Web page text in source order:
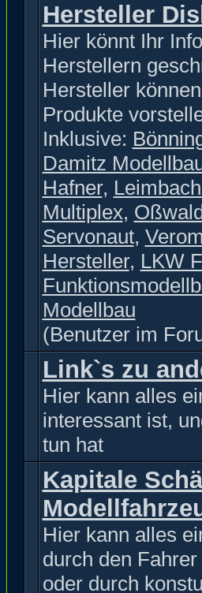
Hersteller
Hier könnt Ihr
Herstellern
Hersteller
Produkte
Inklusive:
Damitz
Hafner,
Multiplex,
Servonaut,
Hersteller, LKW
Modellbau
(Benutzer im
Link`s zu
Hier kann alles
interessant ist,
tun hat
Kapitale
Hier kann alles
durch den
oder durch